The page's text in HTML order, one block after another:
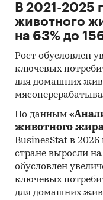
В 2021-2025
животного
на 63% до
Рост обусловлен
ключевых
для домашних
По данным
животного жира
BusinesStat в 2026
стране выросли
обусловлен
ключевых
для домашних